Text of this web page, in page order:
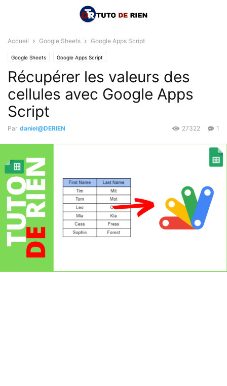
Accueil Google Sheets Google Apps Script
Google Sheets Google Apps Script
Récupérer les valeurs des
cellules avec Google Apps
Script
Par daniel@DERIEN 1
27322